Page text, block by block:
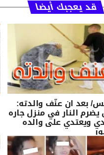
قد يعجبك أيضا
بعد ان عنّف والدته:
النار في منزل جاره
ويعتدي على والده